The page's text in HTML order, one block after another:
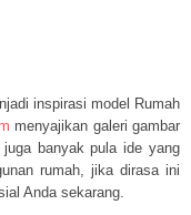
inspirasi model Rumah
menyajikan galeri gambar
banyak pula ide yang
rumah, jika dirasa ini
Anda sekarang.